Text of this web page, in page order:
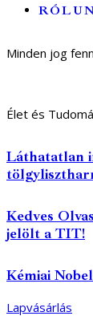
Minden jog
Élet és
Láthatatlan
Kedves
jelölt a TIT!
Kémiai
Lapvásárlás